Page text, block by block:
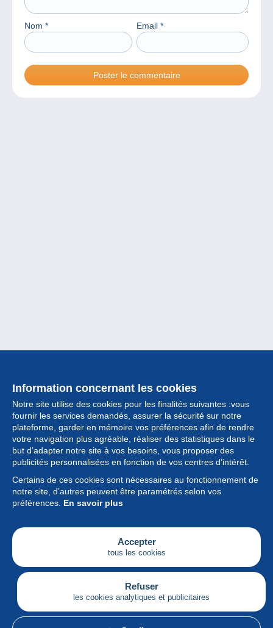
Nom * Email *
Information concernant les cookies
Notre site utilise des cookies pour les finalités suivantes :vous
fournir les services demandés, assurer la sécurité sur notre
plateforme, garder en mémoire vos préférences afin de rendre
votre navigation plus agréable, réaliser des statistiques dans le
but d’adapter notre site à vos besoins, vous proposer des
publicités personnalisées en fonction de vos centres d’intérêt.
Certains de ces cookies sont nécessaires au fonctionnement de
notre site, d’autres peuvent être paramétrés selon vos
préférences. En savoir plus
Accepter
tous les cookies
Refuser
les cookies analytiques et publicitaires
Collection
Actualités
Fonctionnalités
Société
Services
Articles
Français